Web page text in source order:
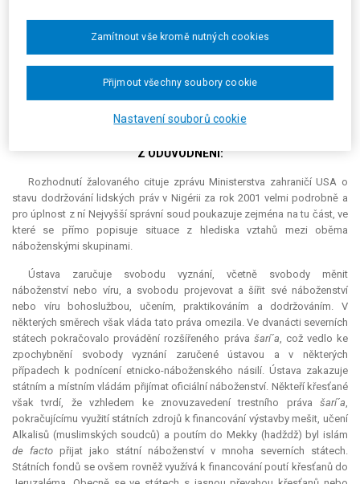
původu stěžovatelů měl obstarat i další informace ze zdrojů nevládních
organizací zaměřených na ochranu lidských práv. Použitelné, ač
omezeně, jsou i zprávy z databáze ČTK.
Nejvyšší správní soud přezkoumal kasační stížností napadené
důvodná. Věc pak vrátil krajskému soudu k dalšímu řízení.
Z ODŮVODNĚNÍ:
Rozhodnutí žalovaného cituje zprávu Ministerstva zahraničí USA o
stavu dodržování lidských práv v Nigérii za rok 2001 velmi podrobně a
pro úplnost z ní Nejvyšší správní soud poukazuje zejména na tu část, ve
které se přímo popisuje situace z hlediska vztahů mezi oběma
náboženskými skupinami.
Ústava zaručuje svobodu vyznání, včetně svobody měnit
náboženství nebo víru, a svobodu projevovat a šířit své náboženství
nebo víru bohoslužbou, učením, praktikováním a dodržováním. V
některých směrech však vláda tato práva omezila. Ve dvanácti severních
státech pokračovalo provádění rozšířeného práva šarí´a, což vedlo ke
zpochybnění svobody vyznání zaručené ústavou a v některých
případech k podnícení etnicko-náboženského násilí. Ústava zakazuje
státním a místním vládám přijímat oficiální náboženství. Někteří křesťané
však tvrdí, že vzhledem ke znovuzavedení trestního práva šarí´a,
pokračujícímu využití státních zdrojů k financování výstavby mešit, učení
Alkalisů (muslimských soudců) a poutím do Mekky (hadždž) byl islám
de facto přijat jako státní náboženství v mnoha severních státech.
Státních fondů se ovšem rovněž využívá k financování poutí křesťanů do
Nastavení souborů cookie
Zamítnout vše kromě nutných cookies
Přijmout všechny soubory cookie